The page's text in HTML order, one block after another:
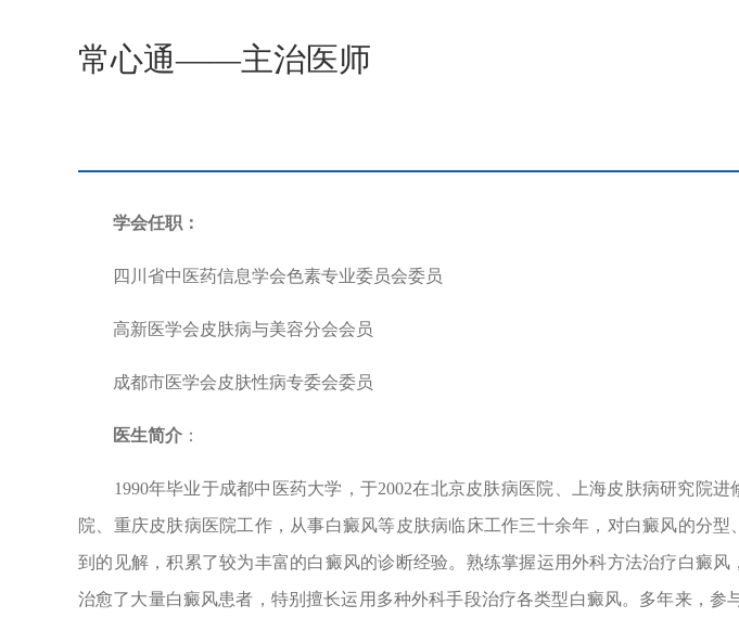
常心通——主治医师
学会任职：
四川省中医药信息学会色素专业委员会委员
高新医学会皮肤病与美容分会会员
成都市医学会皮肤性病专委会委员
医生简介 ：
1990年毕业于成都中医药大学，于2002在北京皮肤病医院、上海皮肤病研究院进
院、重庆皮肤病医院工作，从事白癜风等皮肤病临床工作三十余年，对白癜风的分型
到的见解，积累了较为丰富的白癜风的诊断经验。熟练掌握运用外科方法治疗白癜风
治愈了大量白癜风患者，特别擅长运用多种外科手段治疗各类型白癜风。多年来，参